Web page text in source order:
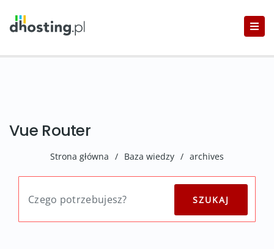
Vue Router
Strona główna / Baza wiedzy / archives